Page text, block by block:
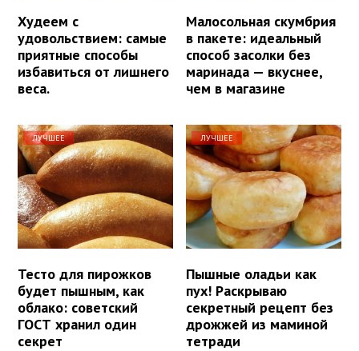
Худеем с
удовольствием: самые
приятные способы
избавиться от лишнего
веса.
Малосольная скумбрия
в пакете: идеальный
способ засолки без
маринада — вкуснее,
чем в магазине
ЛУЧШЕЕ
Тесто для пирожков
будет пышным, как
облако: советский
ГОСТ хранил один
секрет
ЛУЧШЕЕ
Пышные оладьи как
пух! Раскрываю
секретный рецепт без
дрожжей из маминой
тетради